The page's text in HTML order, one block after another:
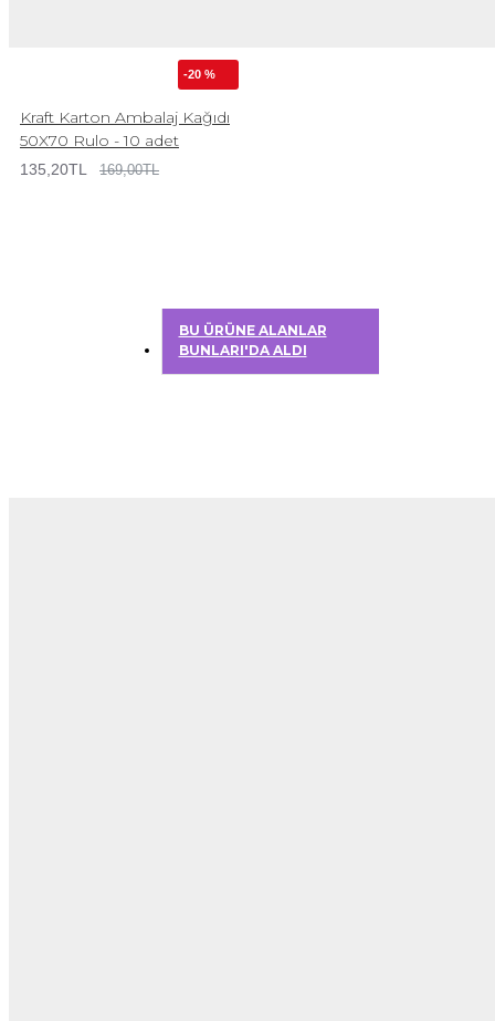
-20 %
Kraft Karton Ambalaj Kağıdı
50X70 Rulo - 10 adet
135,20TL 169,00TL
BU ÜRÜNE ALANLAR
BUNLARI'DA ALDI